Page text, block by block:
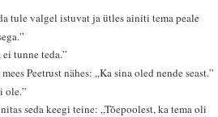
tule valgel istuvat ja ütles ainiti tema peale
ei tunne teda.”
Peetrust nähes: „Ka sina oled nende seast.”
ole.”
seda keegi teine: „Tõepoolest, ka tema oli